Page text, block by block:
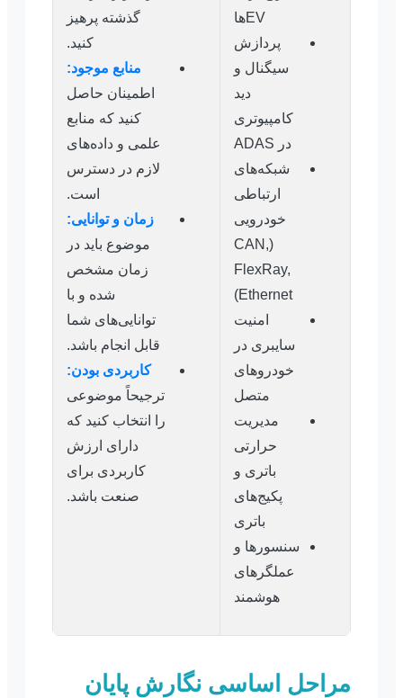
EVها
پردازش
سیگنال و
دید
کامپیوتری
در ADAS
شبکه‌های
ارتباطی
خودرویی
(CAN,
FlexRay,
Ethernet)
امنیت
سایبری در
خودروهای
متصل
مدیریت
حرارتی
باتری و
پکیج‌های
باتری
سنسورها و
عملگرهای
هوشمند
گذشته پرهیز
کنید.
منابع موجود:
اطمینان حاصل
کنید که منابع
علمی و داده‌های
لازم در دسترس
است.
زمان و توانایی:
موضوع باید در
زمان مشخص
شده و با
توانایی‌های شما
قابل انجام باشد.
کاربردی بودن:
ترجیحاً موضوعی
را انتخاب کنید که
دارای ارزش
کاربردی برای
صنعت باشد.
مراحل اساسی نگارش پایان